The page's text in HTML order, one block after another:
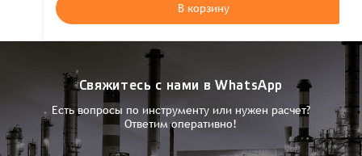
В корзину
Свяжитесь с нами в WhatsApp
Есть вопросы по инструменту или нужен расчет?
Ответим оперативно!